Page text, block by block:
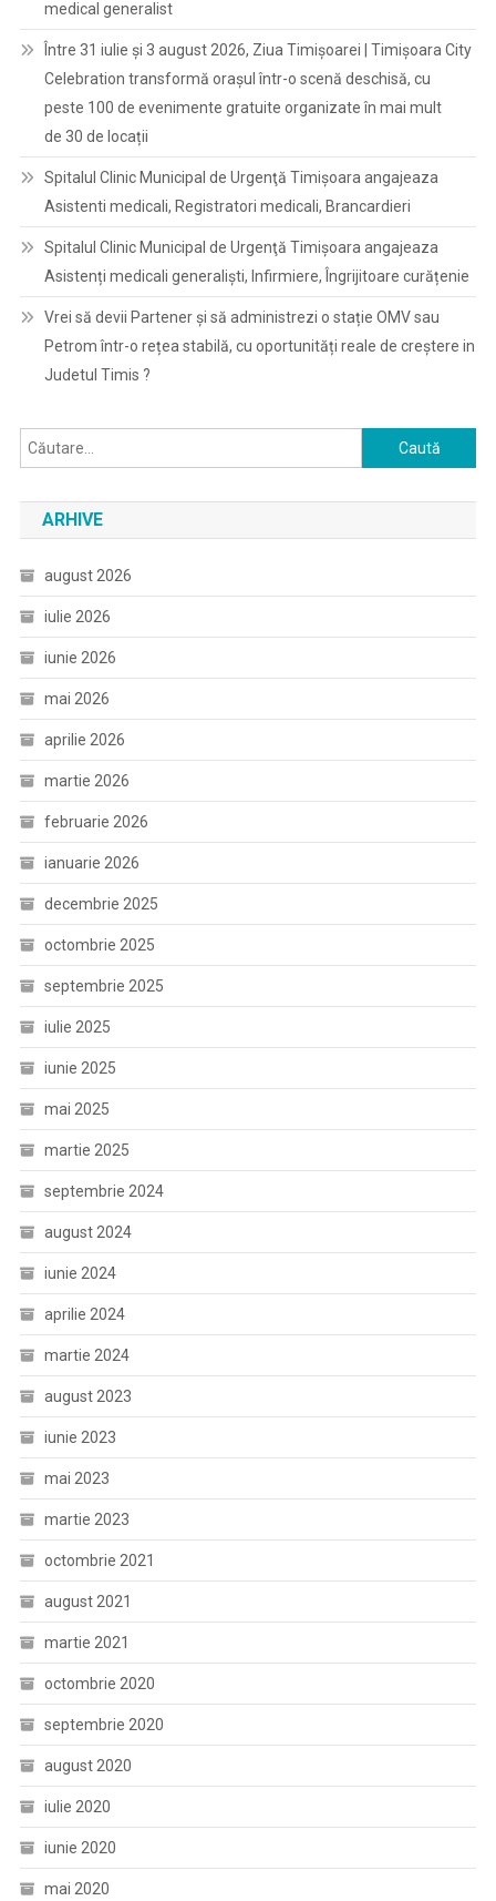
medical generalist
Între 31 iulie și 3 august 2026, Ziua Timișoarei | Timișoara City
Celebration transformă orașul într-o scenă deschisă, cu
peste 100 de evenimente gratuite organizate în mai mult
de 30 de locații
Spitalul Clinic Municipal de Urgenţă Timişoara angajeaza
Asistenti medicali, Registratori medicali, Brancardieri
Spitalul Clinic Municipal de Urgenţă Timişoara angajeaza
Asistenți medicali generaliști, Infirmiere, Îngrijitoare curățenie
Vrei să devii Partener și să administrezi o stație OMV sau
Petrom într-o rețea stabilă, cu oportunități reale de creștere in
Judetul Timis ?
Caută
după:
ARHIVE
august 2026
iulie 2026
iunie 2026
mai 2026
aprilie 2026
martie 2026
februarie 2026
ianuarie 2026
decembrie 2025
octombrie 2025
septembrie 2025
iulie 2025
iunie 2025
mai 2025
martie 2025
septembrie 2024
august 2024
iunie 2024
aprilie 2024
martie 2024
august 2023
iunie 2023
mai 2023
martie 2023
octombrie 2021
august 2021
martie 2021
octombrie 2020
septembrie 2020
august 2020
iulie 2020
iunie 2020
mai 2020